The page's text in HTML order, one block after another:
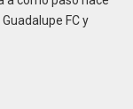
FC y